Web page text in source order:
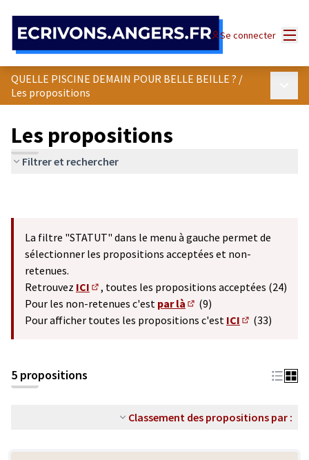
Se connecter
QUELLE PISCINE DEMAIN POUR BELLE BEILLE ? /
Les propositions
Les propositions
Filtrer et rechercher
La filtre "STATUT" dans le menu à gauche permet de
sélectionner les propositions acceptées et non-
retenues.
Retrouvez ICI
(S'ouvre dans un nouvel onglet)
, toutes les propositions acceptées (24)
Pour les non-retenues c'est par là
(S'ouvre dans un nouvel
(9)
Pour afficher toutes les propositions c'est ICI
(33)
5 propositions
Classement des propositions par :